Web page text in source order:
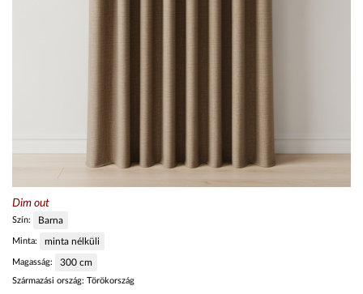
Dim out
Szín: Barna
Minta: minta nélküli
Magasság: 300 cm
Származási ország: Törökország